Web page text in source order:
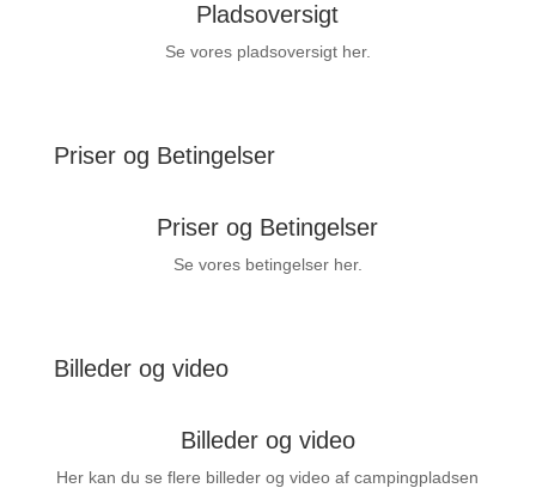
Pladsoversigt
Se vores pladsoversigt her.
Priser og Betingelser
Priser og Betingelser
Se vores betingelser her.
Billeder og video
Billeder og video
Her kan du se flere billeder og video af campingpladsen